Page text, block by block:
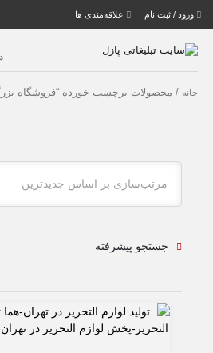
ورود / ثبت نام علاقه‌مندی ها
خانه / محصولات برچسب خورده “فروشگاه بزرگ
مرتب‌سازی بر اساس جدیدترین
جستجو پیشرفته